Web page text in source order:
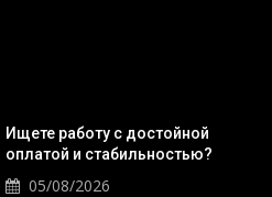
Ищете работу с достойной
оплатой и стабильностью?
05/08/2026